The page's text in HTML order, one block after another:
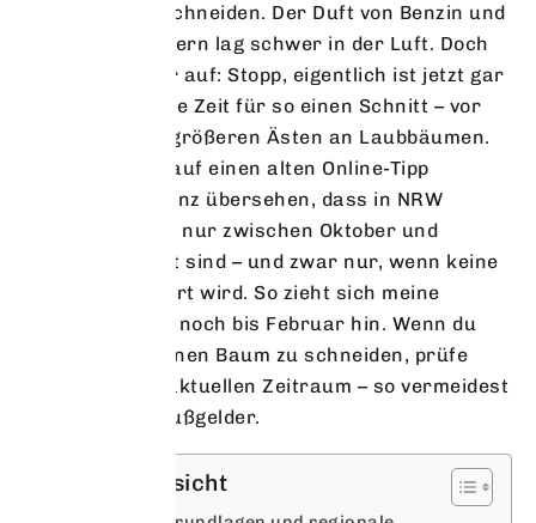
Apfelbaum zu schneiden. Der Duft von Benzin und
trockenen Blättern lag schwer in der Luft. Doch
plötzlich fiel mir auf: Stopp, eigentlich ist jetzt gar
nicht die richtige Zeit für so einen Schnitt – vor
allem nicht bei größeren Ästen an Laubbäumen.
Ich hatte blind auf einen alten Online-Tipp
vertraut und ganz übersehen, dass in NRW
Schnittarbeiten nur zwischen Oktober und
Februar erlaubt sind – und zwar nur, wenn keine
Vogelbrut gestört wird. So zieht sich meine
Schneideaktion noch bis Februar hin. Wenn du
also vorhast, einen Baum zu schneiden, prüfe
unbedingt den aktuellen Zeitraum – so vermeidest
du Ärger und Bußgelder.
Inhaltsübersicht